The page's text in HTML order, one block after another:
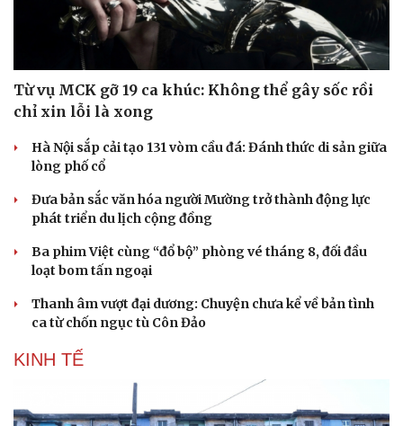
Từ vụ MCK gỡ 19 ca khúc: Không thể gây sốc rồi
chỉ xin lỗi là xong
Hà Nội sắp cải tạo 131 vòm cầu đá: Đánh thức di sản giữa
lòng phố cổ
Đưa bản sắc văn hóa người Mường trở thành động lực
phát triển du lịch cộng đồng
Ba phim Việt cùng “đổ bộ” phòng vé tháng 8, đối đầu
loạt bom tấn ngoại
Thanh âm vượt đại dương: Chuyện chưa kể về bản tình
ca từ chốn ngục tù Côn Đảo
KINH TẾ